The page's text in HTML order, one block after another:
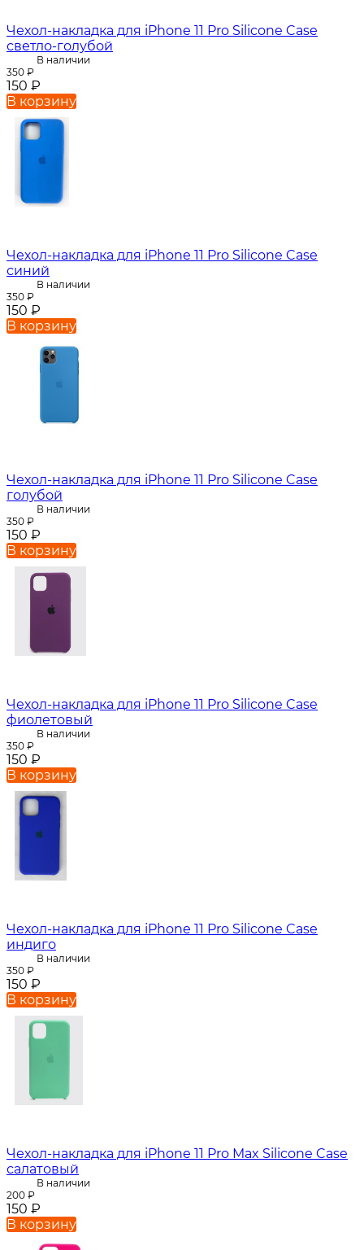
Чехол-накладка для iPhone 11 Pro Silicone Case
светло-голубой
В наличии
350 ₽
150 ₽
В корзину
Чехол-накладка для iPhone 11 Pro Silicone Case
синий
В наличии
350 ₽
150 ₽
В корзину
Чехол-накладка для iPhone 11 Pro Silicone Case
голубой
В наличии
350 ₽
150 ₽
В корзину
Чехол-накладка для iPhone 11 Pro Silicone Case
фиолетовый
В наличии
350 ₽
150 ₽
В корзину
Чехол-накладка для iPhone 11 Pro Silicone Case
индиго
В наличии
350 ₽
150 ₽
В корзину
Чехол-накладка для iPhone 11 Pro Max Silicone Case
салатовый
В наличии
200 ₽
150 ₽
В корзину